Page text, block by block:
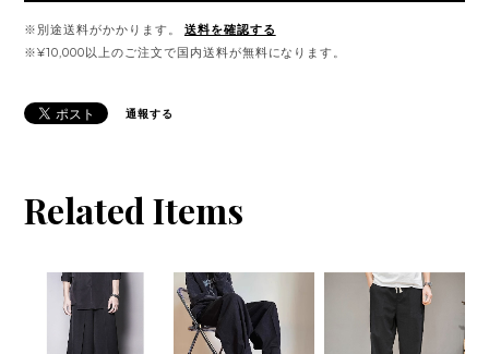
※別途送料がかかります。
送料を確認する
※¥10,000以上のご注文で国内送料が無料になります。
通報する
Related Items